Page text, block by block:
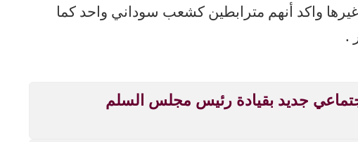
واكد أنهم مترابطين كشعب سوداني واحد كما
.
جديد بقيادة رئيس مجلس السلم